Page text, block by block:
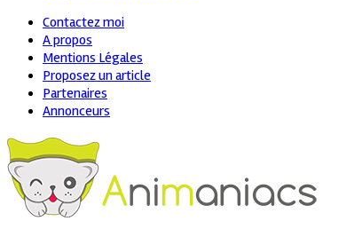
Contactez moi
A propos
Mentions Légales
Proposez un article
Partenaires
Annonceurs